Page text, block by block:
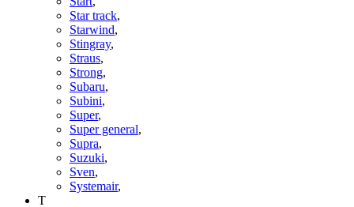
Star track,
Starwind,
Stingray,
Straus,
Strong,
Subaru,
Subini,
Super,
Super general,
Supra,
Suzuki,
Sven,
Systemair,
T